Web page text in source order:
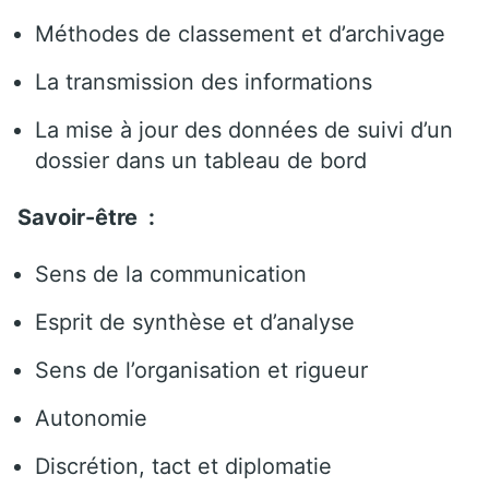
Méthodes de classement et d’archivage
La transmission des informations
La mise à jour des données de suivi d’un
dossier dans un tableau de bord
Savoir-être :
Sens de la communication
Esprit de synthèse et d’analyse
Sens de l’organisation et rigueur
Autonomie
Discrétion, tact et diplomatie